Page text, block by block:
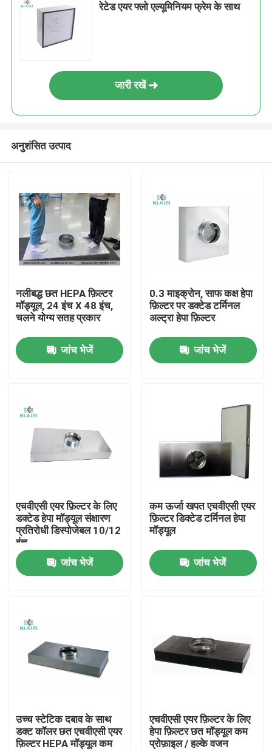
उत्पादों
कारखाना भ्रमण
गुणवत्ता नियंत्रण
एक उद्धरण का अनुरोध करें
बैग एयर फ़िल्टर
HEPA हवा फिल्टर
रेटेड एयर फ्लो एल्यूमिनियम फ्रेम के साथ
जारी रखें
अनुशंसित उत्पाद
नलीबद्ध छत HEPA फ़िल्टर
मॉड्यूल, 24 इंच X 48 इंच,
चलने योग्य सतह प्रकार
जांच भेजें
0.3 माइक्रोन, साफ कक्ष हेपा
फ़िल्टर पर डक्टेड टर्मिनल
अल्ट्रा हेपा फ़िल्टर
जांच भेजें
एचवीएसी एयर फ़िल्टर के लिए
डक्टेड हेपा मॉड्यूल संक्षारण
प्रतिरोधी डिस्पोजेबल 10/12
इंच
जांच भेजें
कम ऊर्जा खपत एचवीएसी एयर
फ़िल्टर डिक्टेड टर्मिनल हेपा
मॉड्यूल
जांच भेजें
उच्च स्टेटिक दबाव के साथ
डक्ट कॉलर छत एचवीएसी एयर
फ़िल्टर HEPA मॉड्यूल कम
एचवीएसी एयर फ़िल्टर के लिए
हेपा फ़िल्टर छत मॉड्यूल कम
प्रोफ़ाइल / हल्के वजन